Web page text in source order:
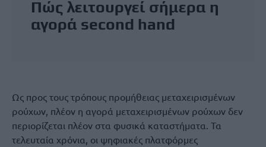
Πώς λειτουργεί σήμερα η
αγορά second hand
Ως προς τους τρόπους προμήθειας μεταχειρισμένων
ρούχων, πλέον η αγορά μεταχειρισμένων ρούχων δεν
περιορίζεται πλέον στα φυσικά καταστήματα. Τα
τελευταία χρόνια, οι ψηφιακές πλατφόρμες